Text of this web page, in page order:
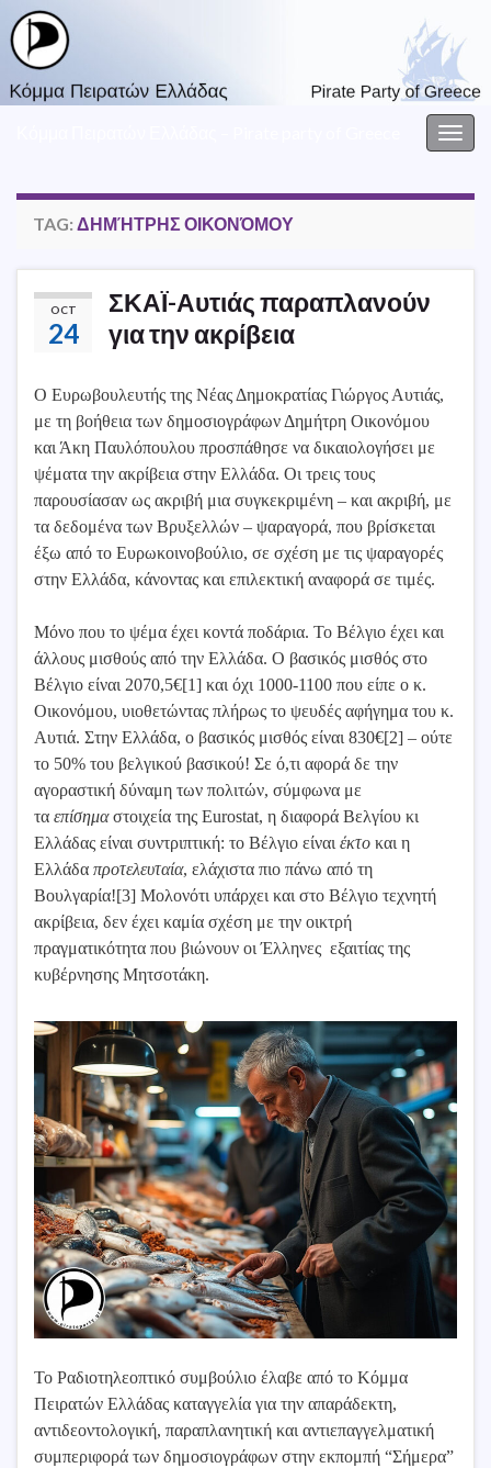
TAG: ΔΗΜΉΤΡΗΣ ΟΙΚΟΝΌΜΟΥ
OCT
24
ΣΚΑΪ-Αυτιάς παραπλανούν
για την ακρίβεια
Ο Ευρωβουλευτής της Νέας Δημοκρατίας Γιώργος Αυτιάς,
με τη βοήθεια των δημοσιογράφων Δημήτρη Οικονόμου
και Άκη Παυλόπουλου προσπάθησε να δικαιολογήσει με
ψέματα την ακρίβεια στην Ελλάδα. Οι τρεις τους
παρουσίασαν ως ακριβή μια συγκεκριμένη – και ακριβή, με
τα δεδομένα των Βρυξελλών – ψαραγορά, που βρίσκεται
έξω από το Ευρωκοινοβούλιο, σε σχέση με τις ψαραγορές
στην Ελλάδα, κάνοντας και επιλεκτική αναφορά σε τιμές.
Μόνο που το ψέμα έχει κοντά ποδάρια. Το Βέλγιο έχει και
άλλους μισθούς από την Ελλάδα. Ο βασικός μισθός στο
Βέλγιο είναι 2070,5€[1] και όχι 1000-1100 που είπε ο κ.
Οικονόμου, υιοθετώντας πλήρως το ψευδές αφήγημα του κ.
Αυτιά. Στην Ελλάδα, ο βασικός μισθός είναι 830€[2] – ούτε
το 50% του βελγικού βασικού! Σε ό,τι αφορά δε την
αγοραστική δύναμη των πολιτών, σύμφωνα με
τα επίσημαστοιχεία της Eurostat, η διαφορά Βελγίου κι
Ελλάδας είναι συντριπτική: το Βέλγιο είναι έκτο και η
Ελλάδα προτελευταία, ελάχιστα πιο πάνω από τη
Βουλγαρία![3] Μολονότι υπάρχει και στο Βέλγιο τεχνητή
ακρίβεια, δεν έχει καμία σχέση με την οικτρή
πραγματικότητα που βιώνουν οι Έλληνες εξαιτίας της
κυβέρνησης Μητσοτάκη.
Το Ραδιοτηλεοπτικό συμβούλιο έλαβε από το Κόμμα
Πειρατών Ελλάδας καταγγελία για την απαράδεκτη,
αντιδεοντολογική, παραπλανητική και αντιεπαγγελματική
συμπεριφορά των δημοσιογράφων στην εκπομπή “Σήμερα”